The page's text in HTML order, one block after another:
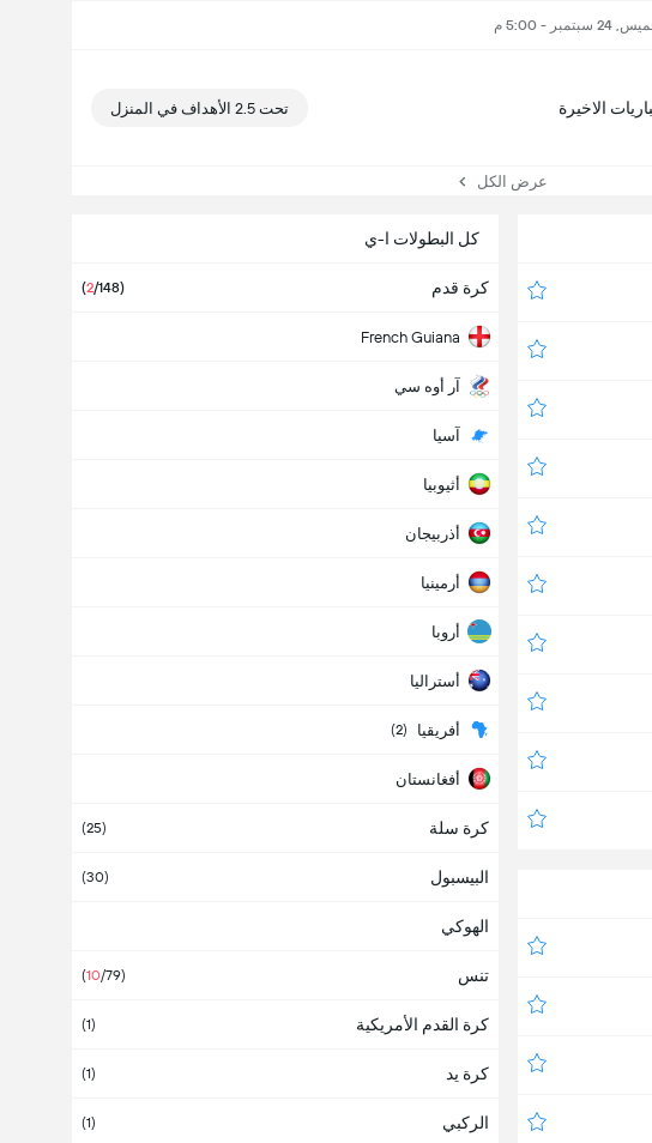
24 سبتمبر - 5:00 م
تحت 2.5 الأهداف في المنزل
عرض الكل
كل البطولات ا-ي
كرة قدم (2/148)
French Guiana
آر أوه سي
آسيا
أثيوبيا
أذربيجان
أرمينيا
أروبا
أستراليا
أفريقيا (2)
أفغانستان
ألبانيا
ألمانيا
أمريكا
أنتيغوا وبربودا
أنجولا
أندورا
أوروبا
كرة سلة (25)
البيسبول (30)
الهوكي
تنس (10/79)
كرة القدم الأمريكية (1)
كرة يد (1)
الركبي (1)